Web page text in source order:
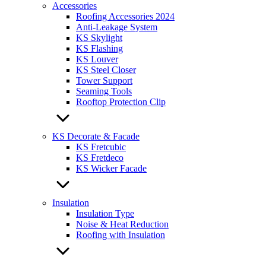
Accessories
Roofing Accessories 2024
Anti-Leakage System
KS Skylight
KS Flashing
KS Louver
KS Steel Closer
Tower Support
Seaming Tools
Rooftop Protection Clip
KS Decorate & Facade
KS Fretcubic
KS Fretdeco
KS Wicker Facade
Insulation
Insulation Type
Noise & Heat Reduction
Roofing with Insulation